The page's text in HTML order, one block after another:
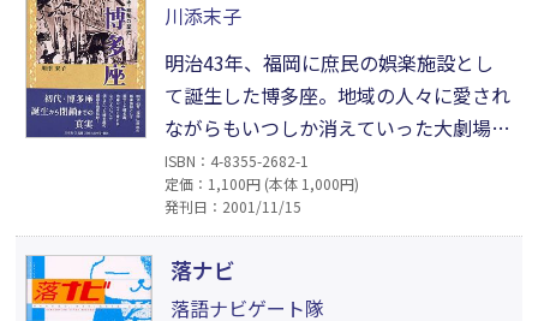
川添末子
明治43年、福岡に庶民の娯楽施設とし
て誕生した博多座。地域の人々に愛され
ながらもいつしか消えていった大劇場の
盛衰を、道具方の頭領の娘として育った
著者が徹底取材。その閉業に誤解の多い
初代・博多座の本当の姿が、ここに甦
る！
ISBN：4-8355-2682-1
定価：1,100円 (本体 1,000円)
発刊日：2001/11/15
落ナビ
落語ナビゲート隊